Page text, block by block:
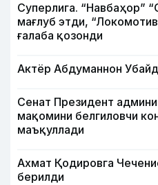
Суперлига. “Навбаҳор”
мағлуб этди,
ғалаба қозонди
Актёр Абду­маннон
Сенат Президент
мақомини белгиловчи
маъқуллади
Ахмат Қодировга
берилди